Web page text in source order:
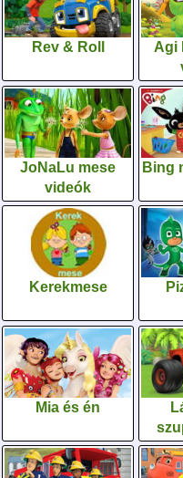
Rev & Roll
Agi
JoNaLu mese
videók
Bing
Kerekmese
Mia és én